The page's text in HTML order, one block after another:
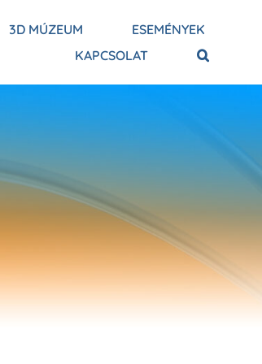
3D MÚZEUM
ESEMÉNYEK
KAPCSOLAT